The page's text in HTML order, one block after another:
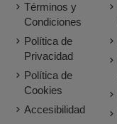
Términos y
Condiciones
Política de
Privacidad
Política de
Cookies
Accesibilidad